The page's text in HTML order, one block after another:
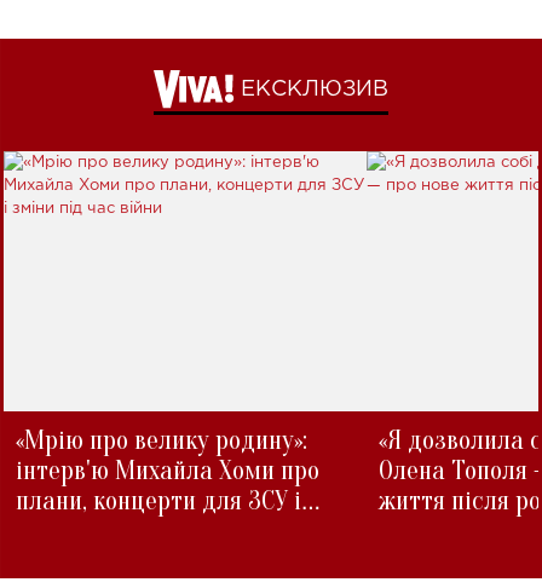
ЕКСКЛЮЗИВ
«Мрію про велику родину»:
інтерв'ю Михайла Хоми про
плани, концерти для ЗСУ і
«Я дозволила
Олена Тополя
життя після